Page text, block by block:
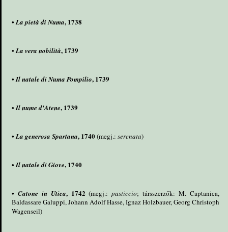
•La pietà di Numa, 1738
•La vera nobilità, 1739
•Il natale di Numa Pompilio, 1739
•Il nume d'Atene, 1739
•La generosa Spartana, 1740(megj.: serenata)
•Il natale di Giove, 1740
• Catone in Utica, 1742(megj.:pasticcio; társszerzők: M. Captanica,
Baldassare Galuppi, Johann Adolf Hasse, Ignaz Holzbauer, Georg Christoph
Wagenseil)